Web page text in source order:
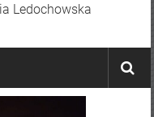
Ledochowska